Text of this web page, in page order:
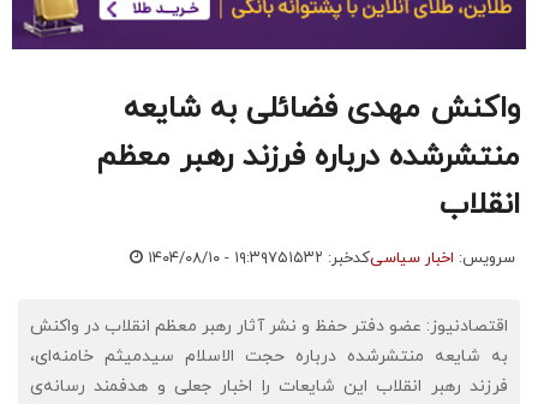
واکنش مهدی فضائلی به شایعه‌
منتشرشده درباره فرزند رهبر معظم
انقلاب
سرویس: اخبار سیاسیکدخبر: ۷۵۱۵۳۲ ۱۴۰۴/۰۸/۱۰ - ۱۹:۳۹
اقتصادنیوز: عضو دفتر حفظ و نشر آثار رهبر معظم انقلاب در واکنش
به شایعه‌ منتشرشده درباره‌ حجت الاسلام سیدمیثم خامنه‌ای،
فرزند رهبر انقلاب این شایعات را اخبار جعلی و هدفمند رسانه‌ی